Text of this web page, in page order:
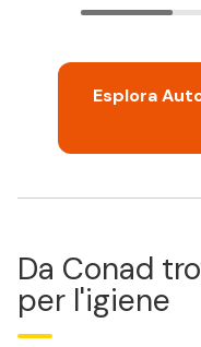
Esplora
Da Conad
per l'igiene